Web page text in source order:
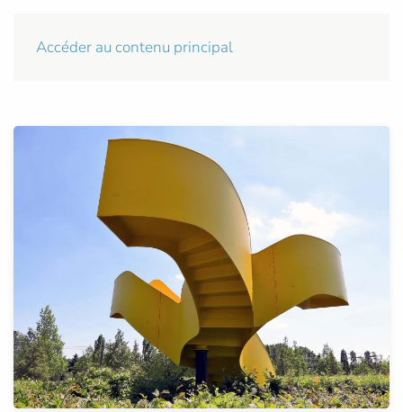
Accéder au contenu principal